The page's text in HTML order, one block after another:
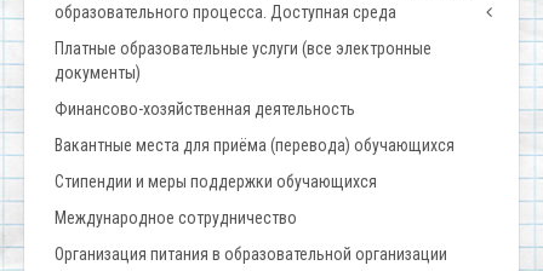
образовательного процесса. Доступная среда
Платные образовательные услуги (все электронные
документы)
Финансово-хозяйственная деятельность
Вакантные места для приёма (перевода) обучающихся
Стипендии и меры поддержки обучающихся
Международное сотрудничество
Организация питания в образовательной организации